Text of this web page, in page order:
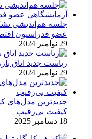
جلسه هم‌اندیشی
عضو فدراسیون
29 نوامبر 2024
ریاست جدید اتاق
29 نوامبر 2024
کیفیت بی‌رقیب
18 دسامبر 2025